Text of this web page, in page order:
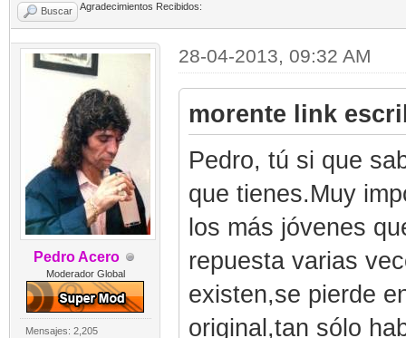
Buscar Agradecimientos Recibidos:
Pedro Acero
Moderador Global
Mensajes: 2,205
28-04-2013, 09:32 AM
morente link
Pedro, tú si que
que tienes.Muy
los más jóvenes
repuesta varias
existen,se pierde
original,tan sólo